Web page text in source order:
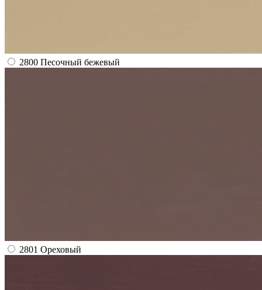
2800 Песочный бежевый
2801 Ореховый